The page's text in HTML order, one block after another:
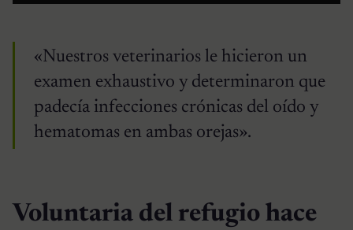
«Nuestros veterinarios le hicieron un
examen exhaustivo y determinaron que
padecía infecciones crónicas del oído y
hematomas en ambas orejas».
Voluntaria del refugio hace